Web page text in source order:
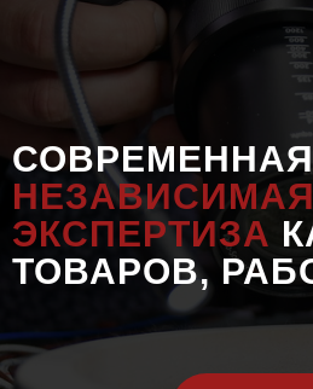
СОВРЕМЕННАЯ
НЕЗАВИСИМАЯ
ЭКСПЕРТИЗА
ТОВАРОВ,